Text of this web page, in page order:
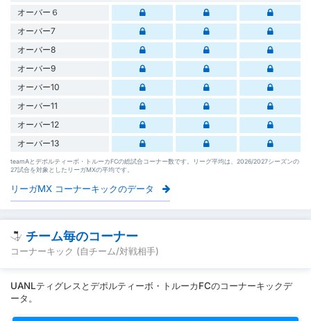
オーバー６
オーバー7
オーバー8
オーバー9
オーバー10
オーバー11
オーバー12
オーバー13
teamAとデポルティーボ・トルーカFCの総試合コーナー数です。リーグ平均は、2026/2027シーズンの
27試合を対象としたリーガMXの平均です。
リーガMX コーナーキックのデータ
チーム毎のコーナー
コーナーキック (自チーム/対戦相手)
UANLティグレスとデポルティーボ・トルーカFCのコーナーキックデ
ータ。